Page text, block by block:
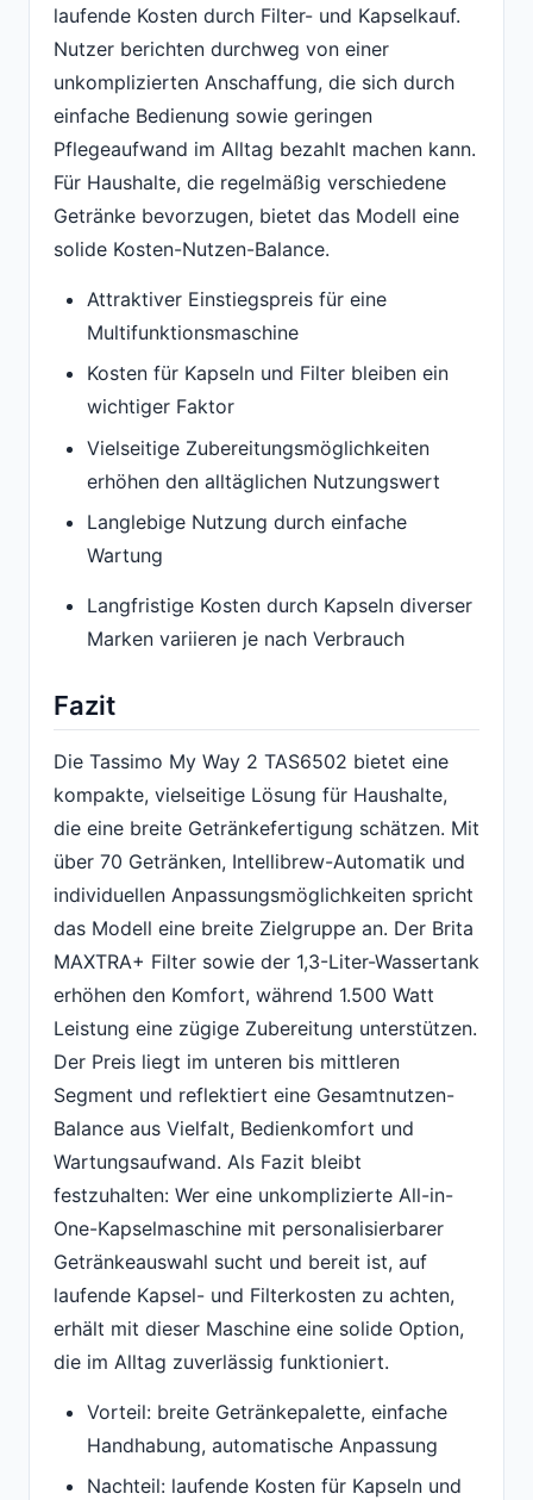
laufende Kosten durch Filter- und Kapselkauf.
Nutzer berichten durchweg von einer
unkomplizierten Anschaffung, die sich durch
einfache Bedienung sowie geringen
Pflegeaufwand im Alltag bezahlt machen kann.
Für Haushalte, die regelmäßig verschiedene
Getränke bevorzugen, bietet das Modell eine
solide Kosten-Nutzen-Balance.
Attraktiver Einstiegspreis für eine
Multifunktionsmaschine
Kosten für Kapseln und Filter bleiben ein
wichtiger Faktor
Vielseitige Zubereitungsmöglichkeiten
erhöhen den alltäglichen Nutzungswert
Langlebige Nutzung durch einfache
Wartung
Langfristige Kosten durch Kapseln diverser
Marken variieren je nach Verbrauch
Fazit
Die Tassimo My Way 2 TAS6502 bietet eine
kompakte, vielseitige Lösung für Haushalte,
die eine breite Getränkefertigung schätzen. Mit
über 70 Getränken, Intellibrew-Automatik und
individuellen Anpassungsmöglichkeiten spricht
das Modell eine breite Zielgruppe an. Der Brita
MAXTRA+ Filter sowie der 1,3-Liter-Wassertank
erhöhen den Komfort, während 1.500 Watt
Leistung eine zügige Zubereitung unterstützen.
Der Preis liegt im unteren bis mittleren
Segment und reflektiert eine Gesamtnutzen-
Balance aus Vielfalt, Bedienkomfort und
Wartungsaufwand. Als Fazit bleibt
festzuhalten: Wer eine unkomplizierte All-in-
One-Kapselmaschine mit personalisierbarer
Getränkeauswahl sucht und bereit ist, auf
laufende Kapsel- und Filterkosten zu achten,
erhält mit dieser Maschine eine solide Option,
die im Alltag zuverlässig funktioniert.
Vorteil: breite Getränkepalette, einfache
Handhabung, automatische Anpassung
Nachteil: laufende Kosten für Kapseln und